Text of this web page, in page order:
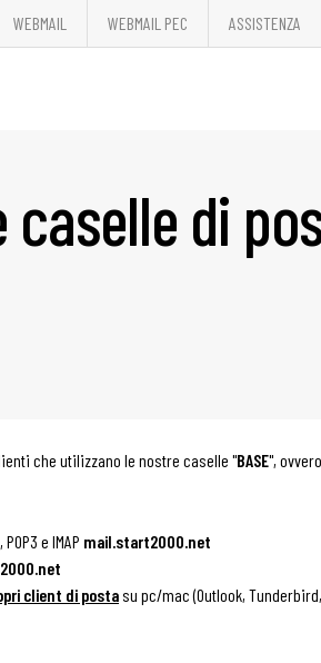
WEBMAIL WEBMAIL PEC ASSISTENZA
di
che utilizzano le nostre caselle "BASE",
, POP3 e IMAP mail.start2000.net
client di posta su pc/mac (Outlook,